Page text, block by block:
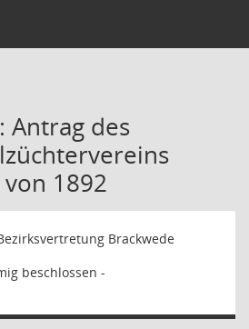
Antrag des
1892
Brackwede
beschlossen -